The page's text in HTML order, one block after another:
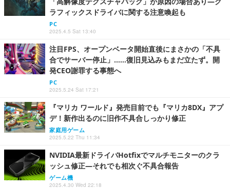
ラフィックスドライバに関する注意喚起も
PC
2025.4.5 Sat 13:40
注目FPS、オープンベータ開始直後にまさかの「不具
合でサーバー停止」……復旧見込みもまだ立たず。開
発CEO謝罪する事態へ
PC
2025.5.24 Sat 17:21
『マリカ ワールド』発売目前でも『マリカ8DX』アプ
デ！新作出るのに旧作不具合しっかり修正
家庭用ゲーム
2025.5.22 Thu 11:34
NVIDIA最新ドライバHotfixでマルチモニターのクラ
ッシュ修正―それでも相次ぐ不具合報告
ゲーム機
2025.4.30 Wed 22:18